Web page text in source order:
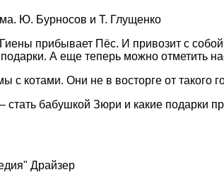
прибывает Пёс. И привозит с
подарки. А еще теперь можно отметить
с котами. Они не в восторге от такого
стать бабушкой Зюри и какие подарки